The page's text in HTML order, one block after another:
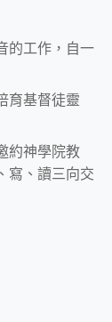
的工作，自一
育基督徒靈
約神學院教
寫、讀三向交